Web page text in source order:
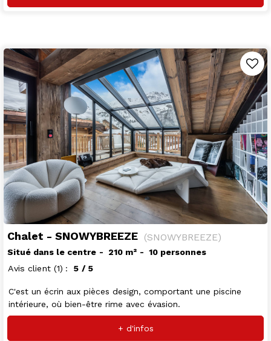
Chalet - SNOWYBREEZE (SNOWYBREEZE)
Situé dans le centre 210 m²
10 personnes
Avis client (1) 5 / 5
C'est un écrin aux pièces design, comportant une piscine
intérieure, où bien-être rime avec évasion.
+ d'infos